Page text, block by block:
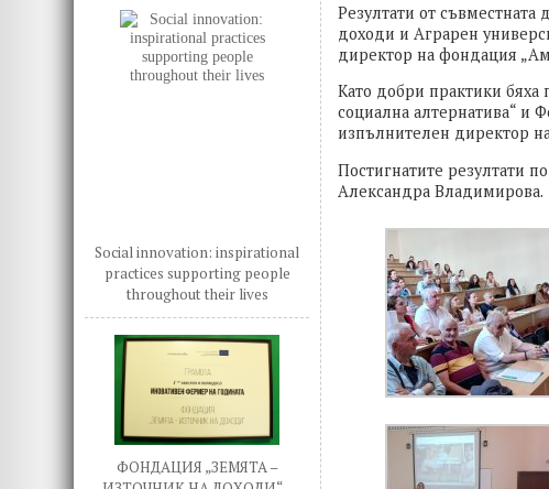
Social innovation: inspirational
practices supporting people
throughout their lives
ФОНДАЦИЯ „ЗЕМЯТА –
Резултати от
доходи и Аграрен
директор на фондация
Като добри практики бяха
социална алтернатива“ и
изпълнителен директор
Постигнатите резултати
Александра Владимирова.